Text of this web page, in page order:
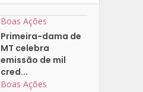
Boas Ações
Primeira-dama de
MT celebra
emissão de mil
cred...
Boas Ações